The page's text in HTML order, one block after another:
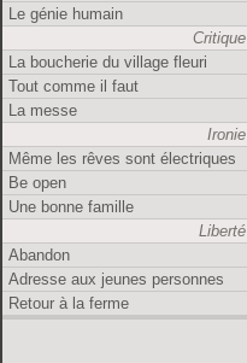
Le génie humain
Critique
La boucherie du village fleuri
Tout comme il faut
La messe
Ironie
Même les rêves sont électriques
Be open
Une bonne famille
Liberté
Abandon
Adresse aux jeunes personnes
Retour à la ferme